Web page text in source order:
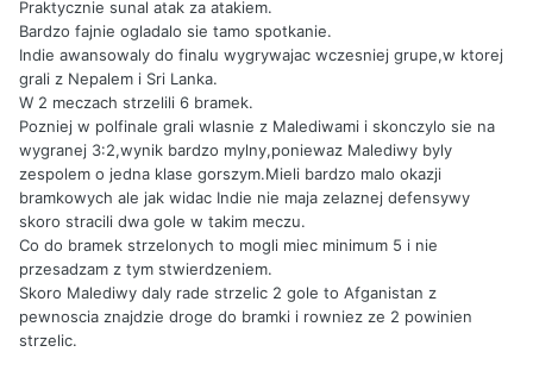
Praktycznie sunal atak za atakiem.
Bardzo fajnie ogladalo sie tamo spotkanie.
Indie awansowaly do finalu wygrywajac wczesniej grupe,w ktorej
grali z Nepalem i Sri Lanka.
W 2 meczach strzelili 6 bramek.
Pozniej w polfinale grali wlasnie z Malediwami i skonczylo sie na
wygranej 3:2,wynik bardzo mylny,poniewaz Malediwy byly
zespolem o jedna klase gorszym.Mieli bardzo malo okazji
bramkowych ale jak widac Indie nie maja zelaznej defensywy
skoro stracili dwa gole w takim meczu.
Co do bramek strzelonych to mogli miec minimum 5 i nie
przesadzam z tym stwierdzeniem.
Skoro Malediwy daly rade strzelic 2 gole to Afganistan z
pewnoscia znajdzie droge do bramki i rowniez ze 2 powinien
strzelic.